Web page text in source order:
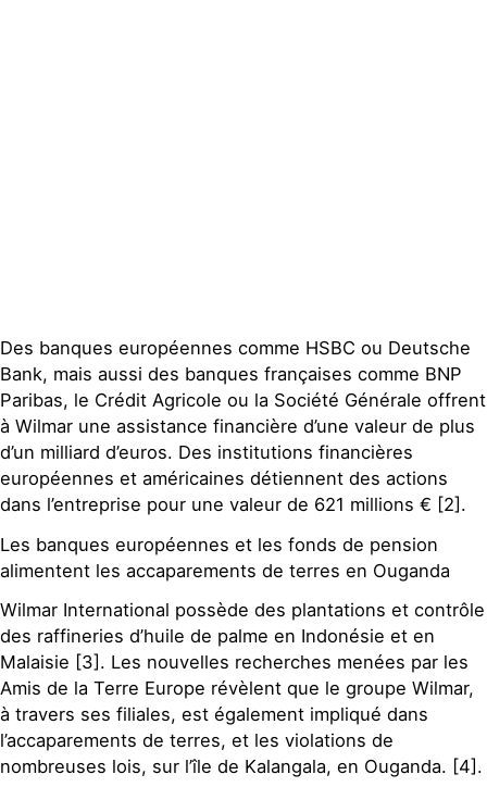
Des banques européennes comme HSBC ou Deutsche
Bank, mais aussi des banques françaises comme BNP
Paribas, le Crédit Agricole ou la Société Générale offrent
à Wilmar une assistance financière d’une valeur de plus
d’un milliard d’euros. Des institutions financières
européennes et américaines détiennent des actions
dans l’entreprise pour une valeur de 621 millions € [2].
Les banques européennes et les fonds de pension
alimentent les accaparements de terres en Ouganda
Wilmar International possède des plantations et contrôle
des raffineries d’huile de palme en Indonésie et en
Malaisie [3]. Les nouvelles recherches menées par les
Amis de la Terre Europe révèlent que le groupe Wilmar,
à travers ses filiales, est également impliqué dans
l’accaparements de terres, et les violations de
nombreuses lois, sur l’île de Kalangala, en Ouganda. [4].